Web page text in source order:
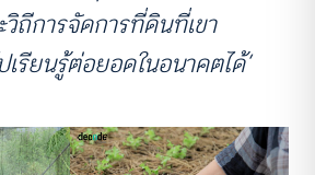
ถีการจัดการที่ดินที่เขา
เรียนรู้ต่อยอดในอนาคตได้’